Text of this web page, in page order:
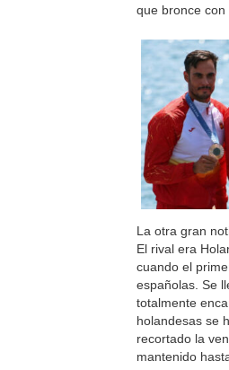
que bronce
La otra gran
El rival era
cuando el
españolas. Se
totalmente
holandesas se
recortado la
mantenido